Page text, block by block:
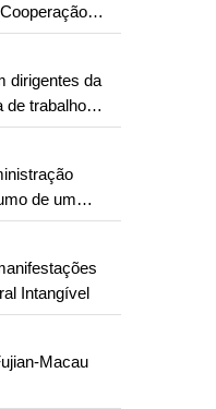
em
dirigentes da
de trabalho
de um
Intangível
Macau